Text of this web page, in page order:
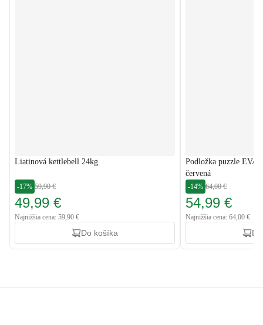
Liatinová kettlebell 24kg
-17% 59,90 €
49,99 €
Najnižšia cena: 59,90 €
Do košíka
Podložka puzzle EVA
červená
-14% 64,00 €
54,99 €
Najnižšia cena: 64,00 €